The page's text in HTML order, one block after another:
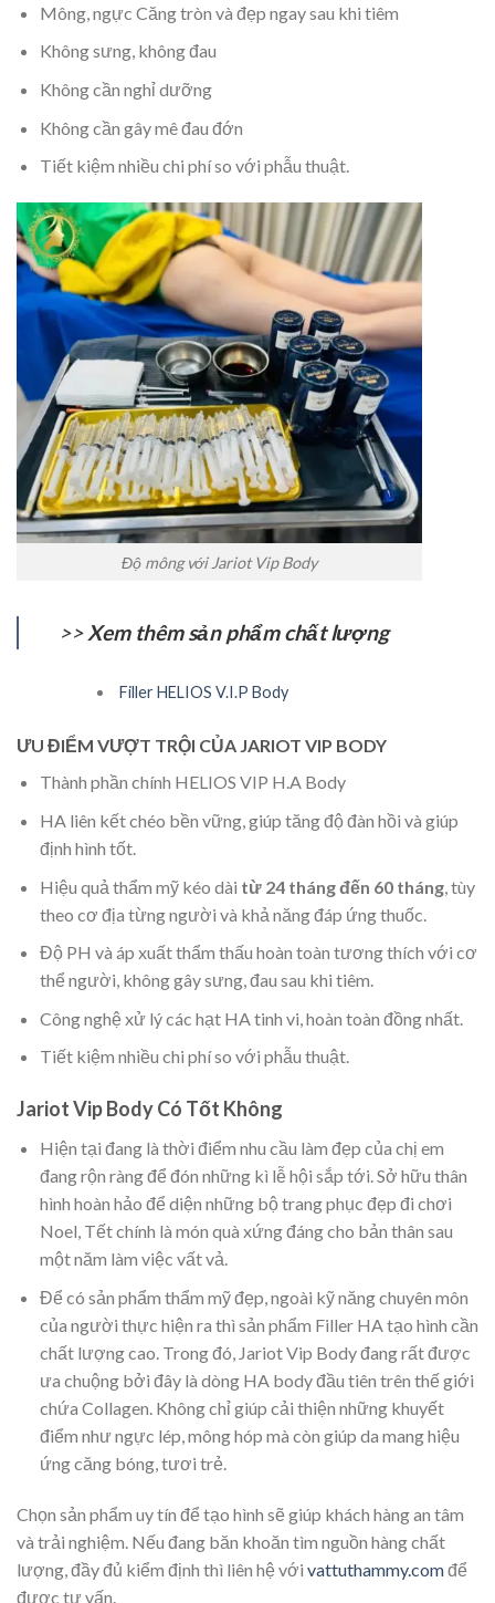
Mông, ngực Căng tròn và đẹp ngay sau khi tiêm
Không sưng, không đau
Không cần nghỉ dưỡng
Không cần gây mê đau đớn
Tiết kiệm nhiều chi phí so với phẫu thuật.
Độ mông với Jariot Vip Body
>>Xem thêm sản phẩm chất lượng
Filler HELIOS V.I.P Body
ƯU ĐIỂM VƯỢT TRỘI CỦA JARIOT VIP BODY
Thành phần chính HELIOS VIP H.A Body
HA liên kết chéo bền vững, giúp tăng độ đàn hồi và giúp
định hình tốt.
Hiệu quả thẩm mỹ kéo dài từ 24 tháng đến 60 tháng, tùy
theo cơ địa từng người và khả năng đáp ứng thuốc.
Độ PH và áp xuất thẩm thấu hoàn toàn tương thích với cơ
thể người, không gây sưng, đau sau khi tiêm.
Công nghệ xử lý các hạt HA tinh vi, hoàn toàn đồng nhất.
Tiết kiệm nhiều chi phí so với phẫu thuật.
Jariot Vip Body Có Tốt Không
Hiện tại đang là thời điểm nhu cầu làm đẹp của chị em
đang rộn ràng để đón những kì lễ hội sắp tới. Sở hữu thân
hình hoàn hảo để diện những bộ trang phục đẹp đi chơi
Noel, Tết chính là món quà xứng đáng cho bản thân sau
một năm làm việc vất vả.
Để có sản phẩm thẩm mỹ đẹp, ngoài kỹ năng chuyên môn
của người thực hiện ra thì sản phẩm Filler HA tạo hình cần
chất lượng cao. Trong đó, Jariot Vip Body đang rất được
ưa chuộng bởi đây là dòng HA body đầu tiên trên thế giới
chứa Collagen. Không chỉ giúp cải thiện những khuyết
điểm như ngực lép, mông hóp mà còn giúp da mang hiệu
ứng căng bóng, tươi trẻ.
Chọn sản phẩm uy tín để tạo hình sẽ giúp khách hàng an tâm
và trải nghiệm. Nếu đang băn khoăn tìm nguồn hàng chất
lượng, đầy đủ kiểm định thì liên hệ với vattuthammy.comđể
được tư vấn.